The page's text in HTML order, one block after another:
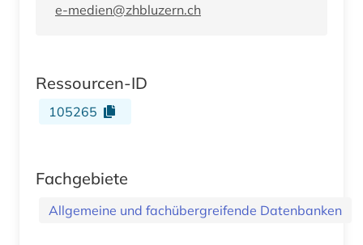
e-medien@zhbluzern.ch
Ressourcen-ID
105265
Fachgebiete
Allgemeine und fachübergreifende Datenbanken